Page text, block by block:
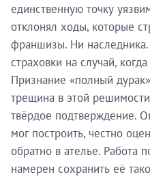
единственную точку
отклонял ходы, которые
франшизы. Ни
страховки на случай,
Признание «полный
трещина в этой
твёрдое подтверждение.
мог построить, честно
обратно в ателье. Работа
намерен сохранить её